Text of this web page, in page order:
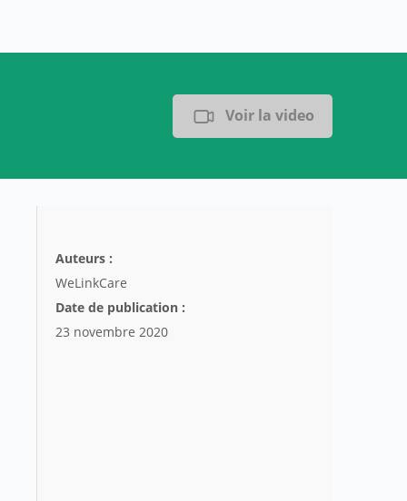
Voir la video
Auteurs :
WeLinkCare
Date de publication :
23 novembre 2020